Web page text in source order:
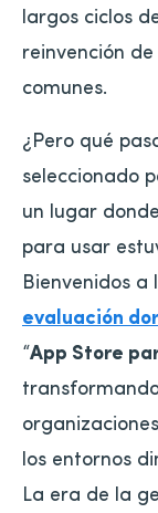
largos ciclos
reinvención
comunes.
¿Pero qué
seleccionado
un lugar
para usar
Bienvenidos
evaluación
“App Store
los entornos
La era de la